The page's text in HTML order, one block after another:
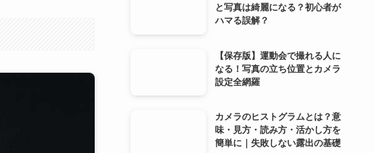
と写真は綺麗になる？初心者が
ハマる誤解？
【保存版】運動会で撮れる人に
なる！写真の立ち位置とカメラ
設定全網羅
カメラのヒストグラムとは？意
味・見方・読み方・活かし方を
簡単に｜失敗しない露出の基礎